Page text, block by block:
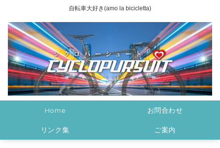
自転車大好き(amo la bicicletta)
Home お問合わせ
リンク集 ご案内